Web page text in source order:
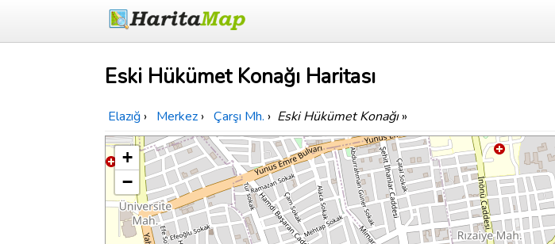
Eski Hükümet Konağı Haritası
Elazığ › Merkez › Çarşı Mh. › Eski Hükümet Konağı»
+
−